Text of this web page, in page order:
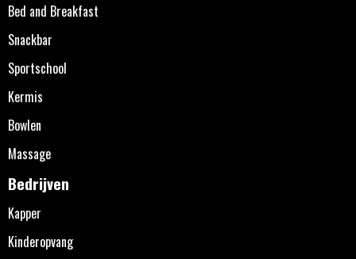
Bed and Breakfast
Snackbar
Sportschool
Kermis
Bowlen
Massage
Bedrijven
Kapper
Kinderopvang